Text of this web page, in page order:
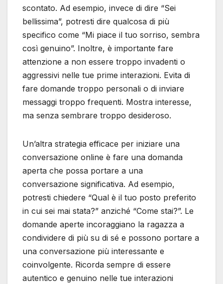
scontato. Ad esempio, invece di dire “Sei
bellissima”, potresti dire qualcosa di più
specifico come “Mi piace il tuo sorriso, sembra
così genuino”. Inoltre, è importante fare
attenzione a non essere troppo invadenti o
aggressivi nelle tue prime interazioni. Evita di
fare domande troppo personali o di inviare
messaggi troppo frequenti. Mostra interesse,
ma senza sembrare troppo desideroso.
Un’altra strategia efficace per iniziare una
conversazione online è fare una domanda
aperta che possa portare a una
conversazione significativa. Ad esempio,
potresti chiedere “Qual è il tuo posto preferito
in cui sei mai stata?” anziché “Come stai?”. Le
domande aperte incoraggiano la ragazza a
condividere di più su di sé e possono portare a
una conversazione più interessante e
coinvolgente. Ricorda sempre di essere
autentico e genuino nelle tue interazioni